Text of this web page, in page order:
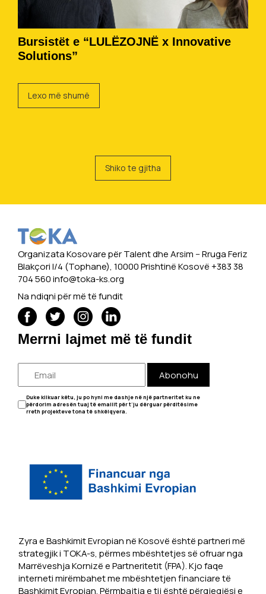
Bursistët e “LULËZOJNË x Innovative
Solutions”
Lexo më shumë
Shiko te gjitha
Organizata Kosovare për Talent dhe Arsim -- Rruga Feriz
Blakçori I/4 (Tophane), 10000 Prishtinë Kosovë +383 38
704 560info@toka-ks.org
Na ndiqni për më të fundit
Merrni lajmet më të fundit
Abonohu
Duke klikuar këtu, ju po hyni me dashje në një partneritet ku ne
përdorim adresën tuaj të emailit për t'ju dërguar përditësime
rreth projekteve tona të shkëlqyera.
Zyra e Bashkimit Evropian në Kosovë është partneri më
strategjik i TOKA-s, përmes mbështetjes së ofruar nga
Marrëveshja Kornizë e Partneritetit (FPA). Kjo faqe
interneti mirëmbahet me mbështetjen financiare të
Bashkimit Evropian. Përmbajtja e tij është përgjegjësi e